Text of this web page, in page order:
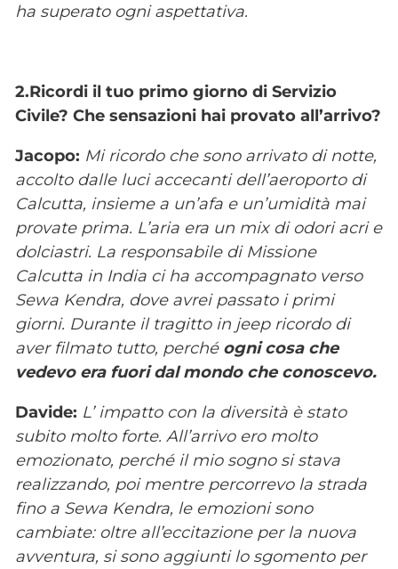
ha superato ogni aspettativa.
2.Ricordi il tuo primo giorno di Servizio
Civile? Che sensazioni hai provato all’arrivo?
Jacopo: Mi ricordo che sono arrivato di notte,
accolto dalle luci accecanti dell’aeroporto di
Calcutta, insieme a un’afa e un’umidità mai
provate prima. L’aria era un mix di odori acri e
dolciastri. La responsabile di Missione
Calcutta in India ci ha accompagnato verso
Sewa Kendra, dove avrei passato i primi
giorni. Durante il tragitto in jeep ricordo di
aver filmato tutto, perché ogni cosa che
vedevo era fuori dal mondo che conoscevo.
Davide: L’ impatto con la diversità è stato
subito molto forte. All’arrivo ero molto
emozionato, perché il mio sogno si stava
realizzando, poi mentre percorrevo la strada
fino a Sewa Kendra, le emozioni sono
cambiate: oltre all’eccitazione per la nuova
avventura, si sono aggiunti lo sgomento per